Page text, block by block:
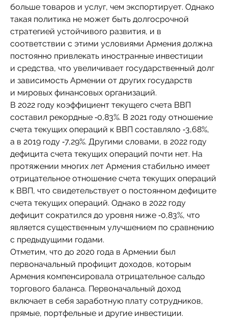
больше товаров и услуг, чем экспортирует. Однако
такая политика не может быть долгосрочной
стратегией устойчивого развития, и в
соответствии с этими условиями Армения должна
постоянно привлекать иностранные инвестиции
и средства, что увеличивает государственный долг
и зависимость Армении от других государств
и мировых финансовых организаций.
В 2022 году коэффициент текущего счета ВВП
составил рекордные ‑0,83%. В 2021 году отношение
счета текущих операций к ВВП составляло ‑3,68%,
а в 2019 году ‑7,29%. Другими словами, в 2022 году
дефицита счета текущих операций почти нет. На
протяжении многих лет Армения стабильно имеет
отрицательное отношение счета текущих операций
к ВВП, что свидетельствует о постоянном дефиците
счета текущих операций. Однако в 2022 году
дефицит сократился до уровня ниже ‑0,83%, что
является существенным улучшением по сравнению
с предыдущими годами.
Отметим, что до 2020 года в Армении был
первоначальный профицит доходов, которым
Армения компенсировала отрицательное сальдо
торгового баланса. Первоначальный доход
включает в себя заработную плату сотрудников,
прямые, портфельные и другие инвестиции.